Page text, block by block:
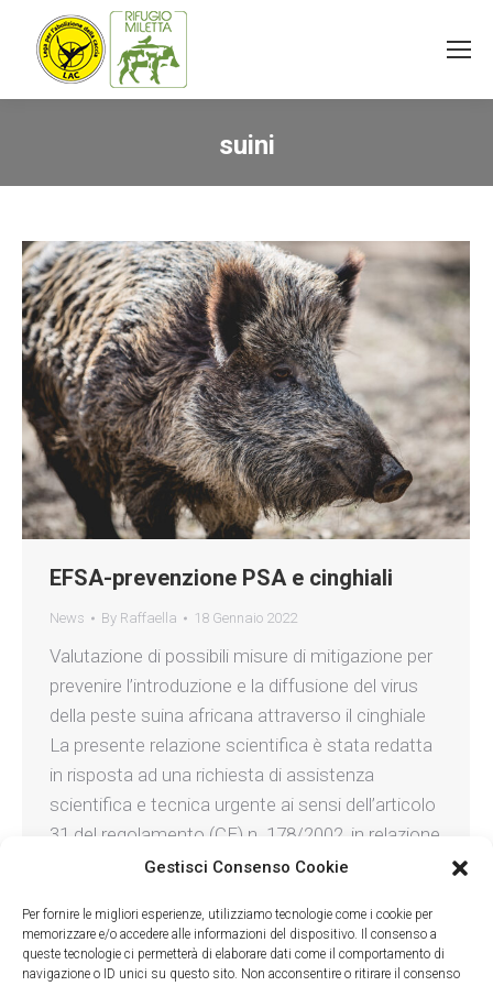
Gestisci Consenso Cookie
Per fornire le migliori esperienze, utilizziamo tecnologie come i cookie per
memorizzare e/o accedere alle informazioni del dispositivo. Il consenso a
queste tecnologie ci permetterà di elaborare dati come il comportamento di
navigazione o ID unici su questo sito. Non acconsentire o ritirare il consenso
suini
EFSA-prevenzione PSA e cinghiali
News By Raffaella 18 Gennaio 2022
Valutazione di possibili misure di mitigazione per
prevenire l’introduzione e la diffusione del virus
della peste suina africana attraverso il cinghiale
La presente relazione scientifica è stata redatta
in risposta ad una richiesta di assistenza
scientifica e tecnica urgente ai sensi dell’articolo
31 del regolamento (CE) n. 178/2002, in relazione
a possibili misure di mitigazione…